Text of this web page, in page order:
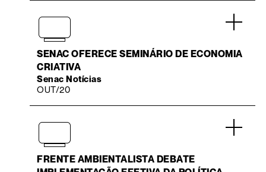
SENAC OFERECE SEMINÁRIO DE ECONOMIA
CRIATIVA
Senac Notícias
OUT/20
.
FRENTE AMBIENTALISTA DEBATE
.